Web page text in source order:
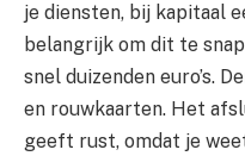
je diensten, bij kapitaal
belangrijk om dit te
snel duizenden euro’s.
en rouwkaarten. Het
geeft rust, omdat je